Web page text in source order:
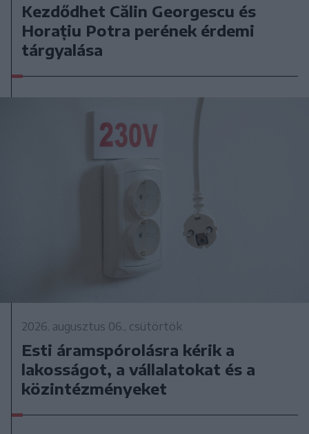
Kezdődhet Călin Georgescu és
Horațiu Potra perének érdemi
tárgyalása
2026. augusztus 06., csütörtök
Esti áramspórolásra kérik a
lakosságot, a vállalatokat és a
közintézményeket